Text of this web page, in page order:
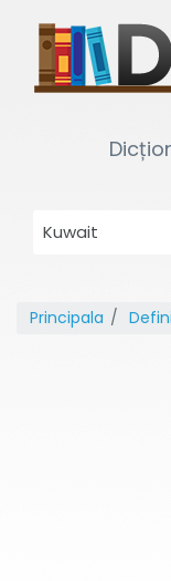
Principala